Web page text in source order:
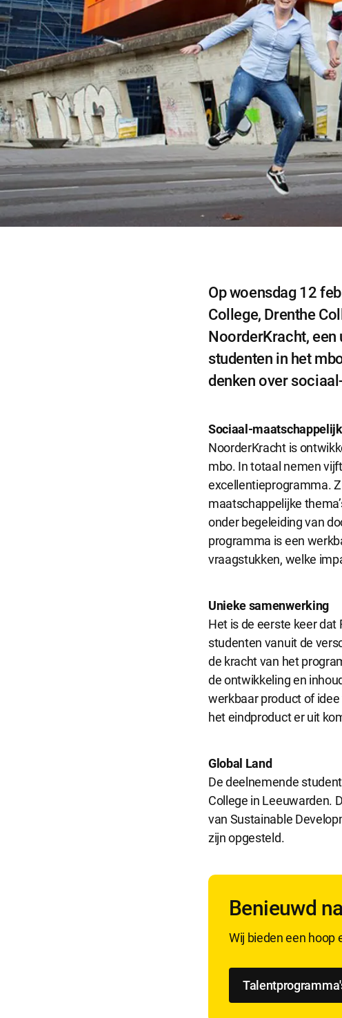
Noodzakelijke
Functionele
Functionele cookies
website goed
Analytische
Analytische cookies
kunnen wij deze
Marketing
Marketing cookies
zoals Facebook en
Op woensdag 12
College, Drenthe
NoorderKracht,
studenten in het
denken over
Sociaal-
NoorderKracht is
mbo. In totaal nemen
excellentieprogramma.
maatschappelijke
onder begeleiding van
programma is een
vraagstukken, welke
Unieke samenwerking
Het is de eerste keer dat
studenten vanuit de
de kracht van het
de ontwikkeling en
werkbaar product of
het eindproduct er uit
Global Land
De deelnemende
College in Leeuwarden.
van Sustainable
zijn opgesteld.
Benieuwd
Wij bieden een hoop